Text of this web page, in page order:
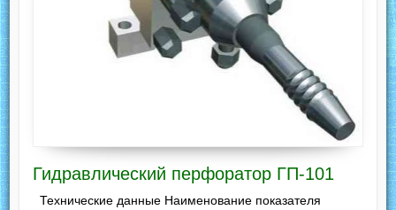
Гидравлический перфоратор ГП-101
Технические данные Наименование показателя